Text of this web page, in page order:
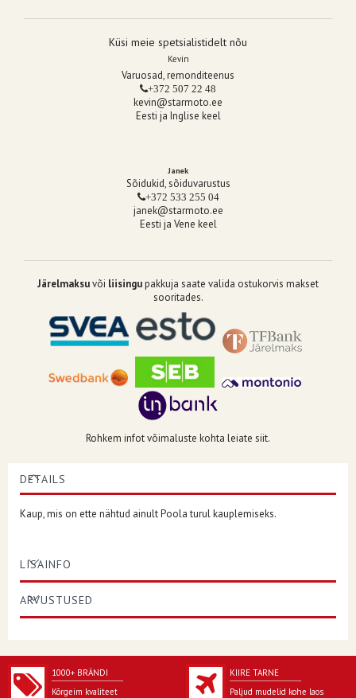
Küsi meie spetsialistidelt nõu
Kevin
Varuosad, remonditeenus
+372 507 22 48
kevin@starmoto.ee
Eesti ja Inglise keel
Janek
Sõidukid, sõiduvarustus
+372 533 255 04
janek@starmoto.ee
Eesti ja Vene keel
Järelmaksuvõi liisingupakkuja saate valida ostukorvis makset
sooritades.
Rohkem infot võimaluste kohta leiate siit.
DETAILS
Kaup, mis on ette nähtud ainult Poola turul kauplemiseks.
LISAINFO
ARVUSTUSED
1000+ BRÄNDI
Kõrgeim kvaliteet
KIIRE TARNE
Paljud mudelid kohe laos